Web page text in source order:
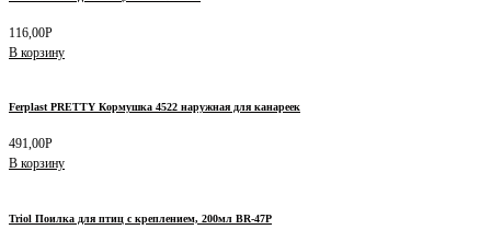
116,00Р
В корзину
Ferplast PRETTY Кормушка 4522 наружная для канареек
491,00Р
В корзину
Triol Поилка для птиц с креплением, 200мл BR-47P